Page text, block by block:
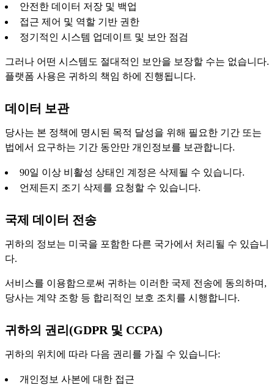
안전한 데이터 저장 및 백업
접근 제어 및 역할 기반 권한
정기적인 시스템 업데이트 및 보안 점검
그러나 어떤 시스템도 절대적인 보안을 보장할 수는 없습니다.
플랫폼 사용은 귀하의 책임 하에 진행됩니다.
데이터 보관
당사는 본 정책에 명시된 목적 달성을 위해 필요한 기간 또는
법에서 요구하는 기간 동안만 개인정보를 보관합니다.
90일 이상 비활성 상태인 계정은 삭제될 수 있습니다.
언제든지 조기 삭제를 요청할 수 있습니다.
국제 데이터 전송
귀하의 정보는 미국을 포함한 다른 국가에서 처리될 수 있습니
다.
서비스를 이용함으로써 귀하는 이러한 국제 전송에 동의하며,
당사는 계약 조항 등 합리적인 보호 조치를 시행합니다.
귀하의 권리(GDPR 및 CCPA)
귀하의 위치에 따라 다음 권리를 가질 수 있습니다:
개인정보 사본에 대한 접근